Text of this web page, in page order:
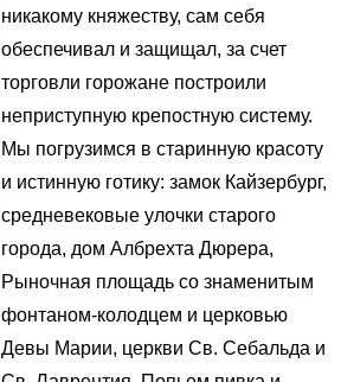
никакому княжеству, сам себя
обеспечивал и защищал, за счет
торговли горожане построили
неприступную крепостную систему.
Мы погрузимся в старинную красоту
и истинную готику: замок Кайзербург,
средневековые улочки старого
города, дом Албрехта Дюрера,
Рыночная площадь со знаменитым
фонтаном-колодцем и церковью
Девы Марии, церкви Св. Себальда и